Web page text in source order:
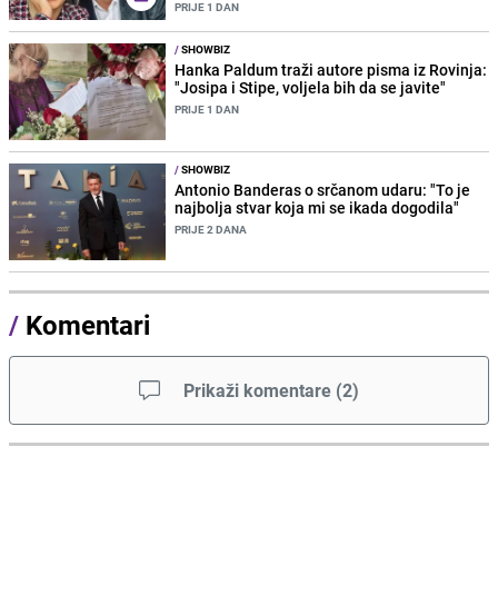
PRIJE 1 DAN
/SHOWBIZ
Hanka Paldum traži autore pisma iz Rovinja:
"Josipa i Stipe, voljela bih da se javite"
PRIJE 1 DAN
/SHOWBIZ
Antonio Banderas o srčanom udaru: "To je
najbolja stvar koja mi se ikada dogodila"
PRIJE 2 DANA
/ Komentari
Prikaži komentare (2)